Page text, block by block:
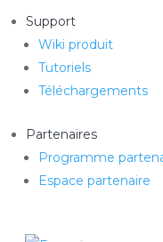
Support
Wiki produit
Tutoriels
Téléchargements
Partenaires
Programme
Espace partenaire